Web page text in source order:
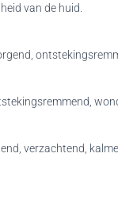
van de huid.
verzachtend,